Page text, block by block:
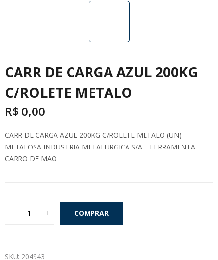
CARR DE CARGA AZUL 200KG
C/ROLETE METALO
R$ 0,00
CARR DE CARGA AZUL 200KG C/ROLETE METALO (UN) –
METALOSA INDUSTRIA METALURGICA S/A – FERRAMENTA –
CARRO DE MAO
COMPRAR
SKU: 204943